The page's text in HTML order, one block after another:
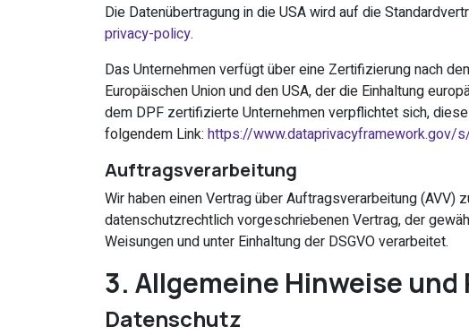
Die Datenübertragung in die USA wird auf die
privacy-policy.
Das Unternehmen verfügt über eine Zertifizierung nach
Europäischen Union und den USA, der die Einhaltung
dem DPF zertifizierte Unternehmen verpflichtet sich,
folgendem Link: https://www.dataprivacyframework.gov/
Auftragsverarbeitung
Wir haben einen Vertrag über Auftragsverarbeitung
datenschutzrechtlich vorgeschriebenen Vertrag, der
Weisungen und unter Einhaltung der DSGVO verarbeitet.
3. Allgemeine Hinweise
Datenschutz